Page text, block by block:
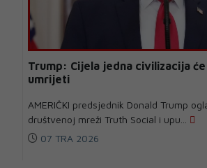
Trump: Cijela jedna civilizacija
umrijeti
AMERIČKI predsjednik Donald Trump
društvenoj mreži Truth Social i upu...
07 TRA 2026